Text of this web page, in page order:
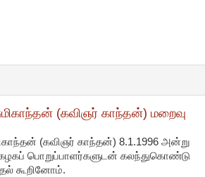
(கவிஞர் காந்தன்) மறைவு
(கவிஞர் காந்தன்) 8.1.1996 அன்று
பொறுப்பாளர்களுடன் கலந்துகொண்டு
கூறினோம்.